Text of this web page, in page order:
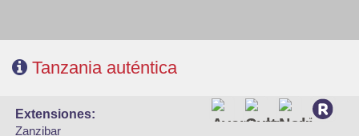
Tanzania auténtica
extensiones:
Zanzibar